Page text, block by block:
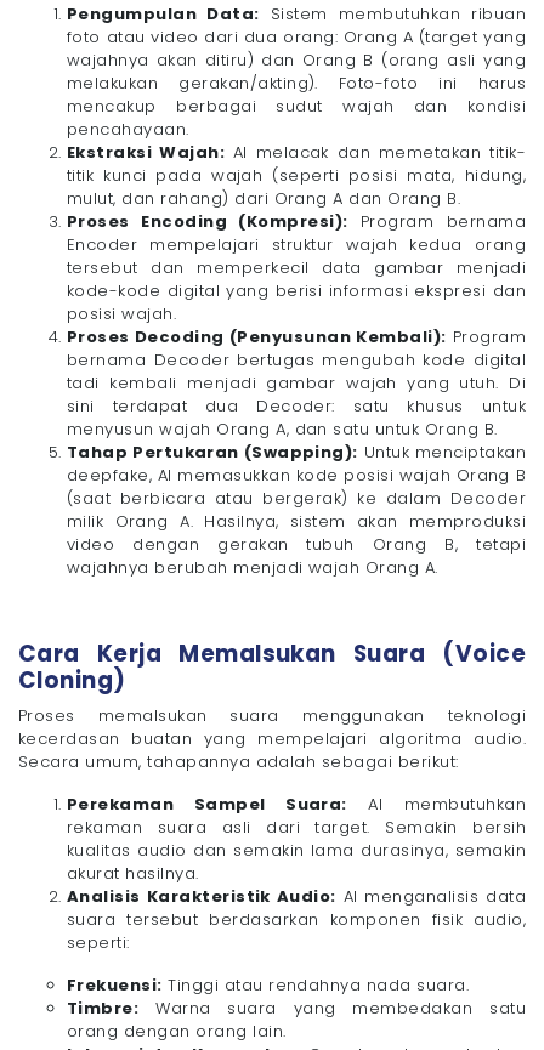
Pengumpulan Data: Sistem membutuhkan ribuan
foto atau video dari dua orang: Orang A (target yang
wajahnya akan ditiru) dan Orang B (orang asli yang
melakukan gerakan/akting). Foto-foto ini harus
mencakup berbagai sudut wajah dan kondisi
pencahayaan.
Ekstraksi Wajah: AI melacak dan memetakan titik-
titik kunci pada wajah (seperti posisi mata, hidung,
mulut, dan rahang) dari Orang A dan Orang B.
Proses Encoding (Kompresi): Program bernama
Encoder mempelajari struktur wajah kedua orang
tersebut dan memperkecil data gambar menjadi
kode-kode digital yang berisi informasi ekspresi dan
posisi wajah.
Proses Decoding (Penyusunan Kembali): Program
bernama Decoder bertugas mengubah kode digital
tadi kembali menjadi gambar wajah yang utuh. Di
sini terdapat dua Decoder: satu khusus untuk
menyusun wajah Orang A, dan satu untuk Orang B.
Tahap Pertukaran (Swapping): Untuk menciptakan
deepfake, AI memasukkan kode posisi wajah Orang B
(saat berbicara atau bergerak) ke dalam Decoder
milik Orang A. Hasilnya, sistem akan memproduksi
video dengan gerakan tubuh Orang B, tetapi
wajahnya berubah menjadi wajah Orang A.
Cara Kerja Memalsukan Suara (Voice
Cloning)
Proses memalsukan suara menggunakan teknologi
kecerdasan buatan yang mempelajari algoritma audio.
Secara umum, tahapannya adalah sebagai berikut:
Perekaman Sampel Suara: AI membutuhkan
rekaman suara asli dari target. Semakin bersih
kualitas audio dan semakin lama durasinya, semakin
akurat hasilnya.
Analisis Karakteristik Audio: AI menganalisis data
suara tersebut berdasarkan komponen fisik audio,
seperti:
Frekuensi: Tinggi atau rendahnya nada suara.
Timbre: Warna suara yang membedakan satu
orang dengan orang lain.